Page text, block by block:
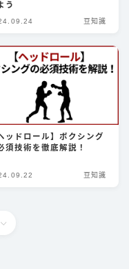
う
豆知識
ッドロール】ボクシング
須技術を徹底解説！
豆知識